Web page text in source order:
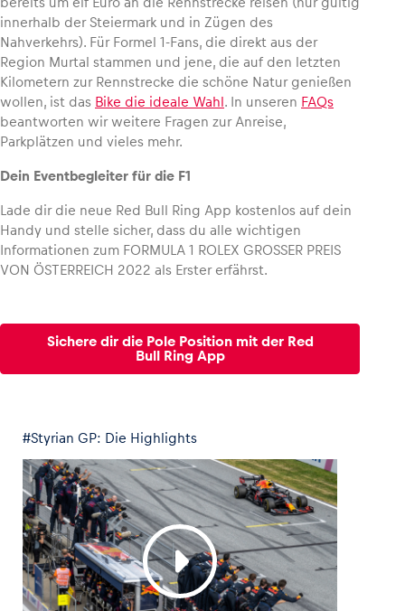
innerhalb der Steiermark und in Zügen des
Nahverkehrs). Für Formel 1-Fans, die direkt aus der
Region Murtal stammen und jene, die auf den letzten
Kilometern zur Rennstrecke die schöne Natur genießen
wollen, ist das Bike die ideale Wahl. In unseren FAQs
beantworten wir weitere Fragen zur Anreise,
Parkplätzen und vieles mehr.
Dein Eventbegleiter für die F1
Lade dir die neue Red Bull Ring App kostenlos auf dein
Handy und stelle sicher, dass du alle wichtigen
Informationen zum FORMULA 1 ROLEX GROSSER PREIS
VON ÖSTERREICH 2022 als Erster erfährst.
Sichere dir die Pole Position mit der Red
Bull Ring App
#Styrian GP: Die Highlights